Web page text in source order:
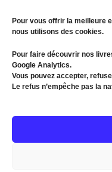
Pour vous offrir la meilleure
nous utilisons des cookies.
Pour faire découvrir nos
Google Analytics.
Vous pouvez accepter,
Le refus n’empêche pas la
© 2022